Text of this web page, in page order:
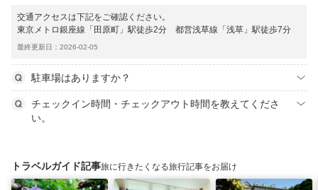
交通アクセスは下記をご確認ください。
東京メトロ銀座線「田原町」駅徒歩2分 都営浅草線「浅草」駅徒歩7分
最終更新日：2026-02-05
駐車場はありますか？
チェックイン時間・チェックアウト時間を教えてくださ
い。
トラベルガイド記事旅に行きたくなる旅行記事をお届け